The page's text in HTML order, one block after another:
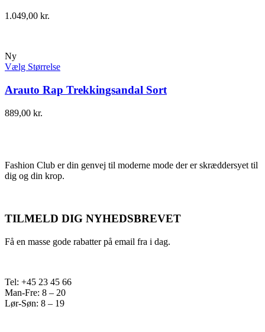
1.049,00 kr.
Ny
Vælg Størrelse
Arauto Rap Trekkingsandal Sort
889,00 kr.
Fashion Club er din genvej til moderne mode der er skræddersyet til
dig og din krop.
TILMELD DIG NYHEDSBREVET
Få en masse gode rabatter på email fra i dag.
Tel: +45 23 45 66
Man-Fre: 8 – 20
Lør-Søn: 8 – 19